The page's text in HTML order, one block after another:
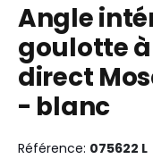
the
end
of
the
images
gallery
the
beginning
of
the
images
gallery
Angle
goulotte
direct
- blanc
Référence 075622 L